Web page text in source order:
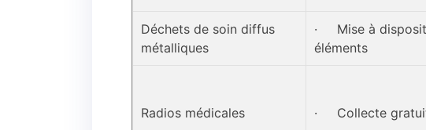
Déchets de soin diffus
métalliques
· Mise à
éléments
Radios médicales · Collecte